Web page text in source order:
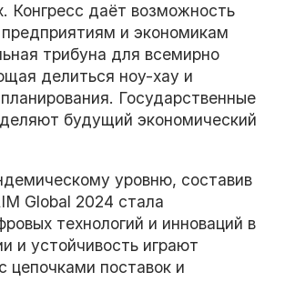
Конгресс даёт возможность
и экономикам
трибуна для всемирно
делиться ноу-хау и
Государственные
будущий экономический
уровню, составив
Global 2024 стала
технологий и инноваций в
и устойчивость играют
цепочками поставок и